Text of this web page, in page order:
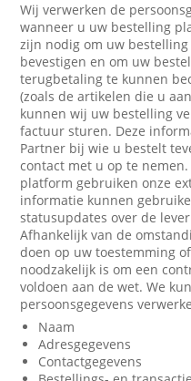
Wij verwerken de
wanneer u uw bestelling
zijn nodig om uw
bevestigen en om uw
terugbetaling te kunnen
(zoals de artikelen die u
kunnen wij uw bestelling
factuur sturen. Deze
Partner bij wie u bestelt
contact met u op te
platform gebruiken onze
informatie kunnen
statusupdates over de
Afhankelijk van de
doen op uw toestemming
noodzakelijk is om een
voldoen aan de wet. We
persoonsgegevens
Naam
Adresgegevens
Contactgegevens